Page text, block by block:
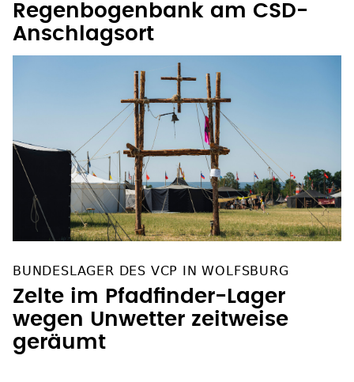
Regenbogenbank am CSD-
Anschlagsort
BUNDESLAGER DES VCP IN WOLFSBURG
Zelte im Pfadfinder-Lager
wegen Unwetter zeitweise
geräumt